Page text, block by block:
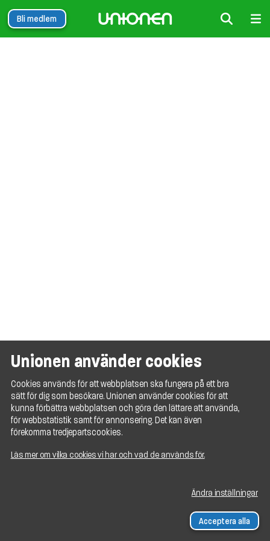
Unionen använder cookies
Cookies används för att webbplatsen ska fungera på ett bra
sätt för dig som besökare. Unionen använder cookies för att
kunna förbättra webbplatsen och göra den lättare att använda,
för webbstatistik samt för annonsering. Det kan även
förekomma tredjepartscookies.
Läs mer om vilka cookies vi har och vad de används för.
Ändra inställningar
Acceptera alla
Bli medlem
© Unionen 2026. Alla rättigheter reserverade.